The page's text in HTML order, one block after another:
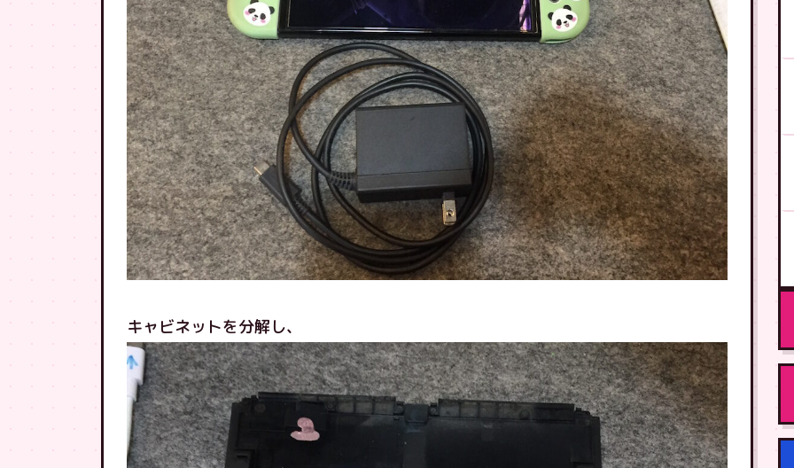
キャビネットを分解し、